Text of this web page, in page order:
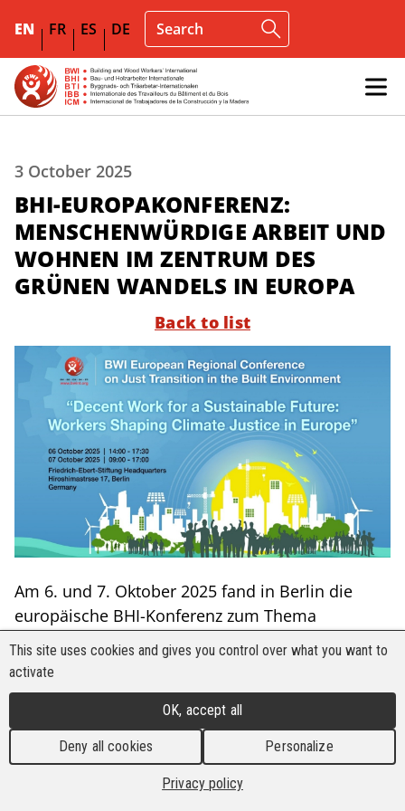
EN FR ES DE
3 October 2025
BHI-EUROPAKONFERENZ:
MENSCHENWÜRDIGE ARBEIT UND
WOHNEN IM ZENTRUM DES
GRÜNEN WANDELS IN EUROPA
Back to list
Am 6. und 7. Oktober 2025 fand in Berlin die
europäische BHI-Konferenz zum Thema
„Gerechte Transformation im Bauwesen“ statt,
auf der Gewerkschaften, Arbeitgeber, Vertreter
der Stadt, NGOs und globale Partner
zusammengekommen sind, um zu erörtern, wie
durch Klimaschutzmaßnahmen sowohl
menschenwürdige Arbeit als auch bezahlbarer
Wohnraum geschaffen werden können.
This site uses cookies and gives you control over what you want to
activate
OK, accept all
Deny all cookies Personalize
Privacy policy